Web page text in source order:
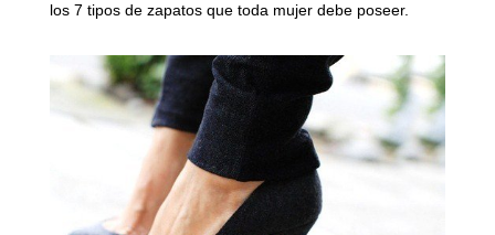
los 7 tipos de zapatos que toda mujer debe poseer.